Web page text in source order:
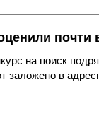
почти
на поиск
заложено в